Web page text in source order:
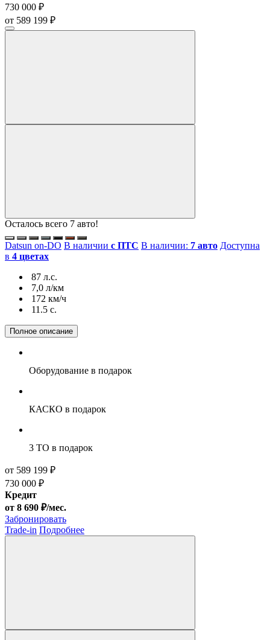
730 000 ₽
от 589 199 ₽
Осталось всего 7 авто!
Datsun on-DO В наличии с ПТС В наличии: 7 авто Доступна
в 4 цветах
87 л.с.
7,0 л/км
172 км/ч
11.5 c.
Полное описание
Оборудование в подарок
КАСКО в подарок
3 ТО в подарок
от 589 199 ₽
730 000 ₽
Кредит
от 8 690 ₽/мес.
Забронировать
Trade-in Подробнее